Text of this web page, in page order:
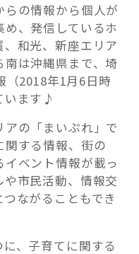
らの情報から個人が
、発信しているホ
和光、新座エリア
は沖縄県まで、埼
（2018年1月6日時
います♪
の「まいぷれ」で
関する情報、街の
ベント情報が載っ
市民活動、情報交
ながることもでき
、子育てに関する